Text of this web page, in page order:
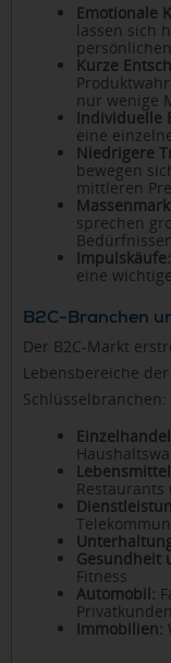
Emotionale
lassen sich
Kurze
nur wenige
Individuelle
eine
Niedrigere
bewegen
mittleren
sprechen
Impulskäufe:
eine
B2C-Branchen
Der B2C-Markt
Lebensbereiche
Schlüsselbranchen:
Gesundheit
Fitness
Automobil:
Privatkunden
Immobilien: